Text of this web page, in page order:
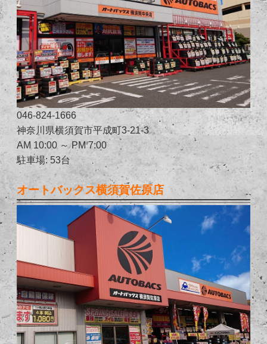
046-824-1666
神奈川県横須賀市平成町3-21-3
AM 10:00 ～ PM 7:00
駐車場: 53台
オートバックス横須賀佐原店